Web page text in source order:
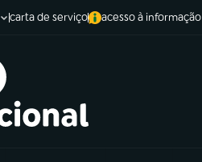
carta de serviço acesso à informação